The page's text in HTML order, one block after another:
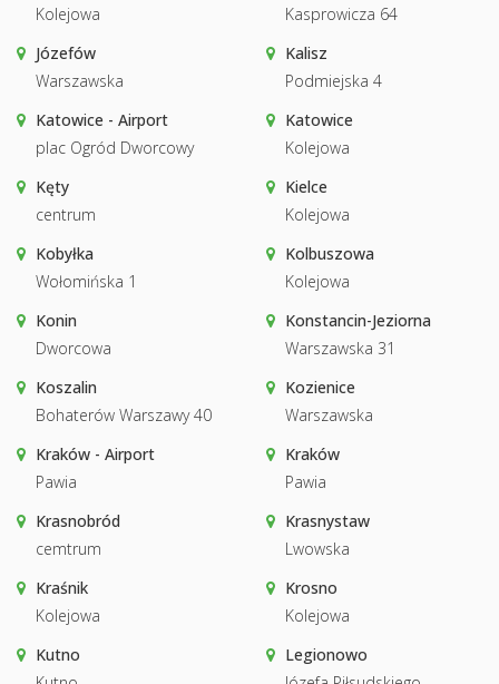
Kolejowa
Kasprowicza 64
Józefów
Warszawska
Kalisz
Podmiejska 4
Katowice - Airport
plac Ogród Dworcowy
Katowice
Kolejowa
Kęty
centrum
Kielce
Kolejowa
Kobyłka
Wołomińska 1
Kolbuszowa
Kolejowa
Konin
Dworcowa
Konstancin-Jeziorna
Warszawska 31
Koszalin
Bohaterów Warszawy 40
Kozienice
Warszawska
Kraków - Airport
Pawia
Kraków
Pawia
Krasnobród
cemtrum
Krasnystaw
Lwowska
Kraśnik
Kolejowa
Krosno
Kolejowa
Kutno
Legionowo